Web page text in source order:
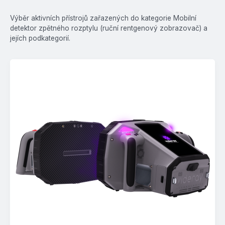
Výběr aktivních přístrojů zařazených do kategorie Mobilní
detektor zpětného rozptylu (ruční rentgenový zobrazovač) a
jejích podkategorií.